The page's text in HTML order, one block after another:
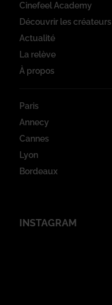
Cinefeel Academy
Découvrir les créateurs
Actualité
La relève
À propos
Paris
Annecy
Cannes
Lyon
Bordeaux
INSTAGRAM